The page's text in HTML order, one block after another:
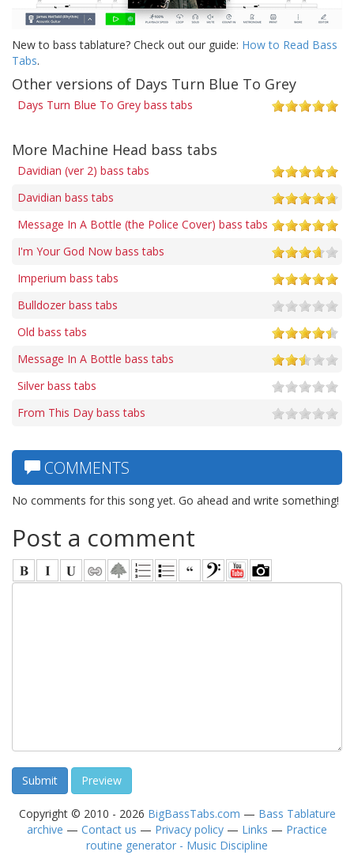
New to bass tablature? Check out our guide: How to Read Bass
Tabs.
Other versions of Days Turn Blue To Grey
Days Turn Blue To Grey bass tabs
More Machine Head bass tabs
Davidian (ver 2) bass tabs
Davidian bass tabs
Message In A Bottle (the Police Cover) bass tabs
I'm Your God Now bass tabs
Imperium bass tabs
Bulldozer bass tabs
Old bass tabs
Message In A Bottle bass tabs
Silver bass tabs
From This Day bass tabs
COMMENTS
No comments for this song yet. Go ahead and write something!
Post a comment
Copyright © 2010 - 2026 BigBassTabs.com — Bass Tablature
archive — Contact us — Privacy policy — Links — Practice
routine generator - Music Discipline